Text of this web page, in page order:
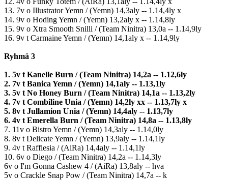
13. 7v o Illustrator Yemn / (Yemn) 14,3aly -- 1.14,4ly x
14. 9v o Hoding Yemn / (Yemn) 13,2aly x -- 1.14,8ly
15. 9v o Xtra Smooth Snilli / (Team Ninitra) 13,0a -- 1.14,9ly
16. 9v t Carmaine Yemn / (Yemn) 14,1aly x -- 1.14,9ly
Ryhmä 3
1. 5v t Kanelle Burn / (Team Ninitra) 14,2a -- 1.12,6ly
2. 7v t Banica Yemn / (Yemn) 14,1aly -- 1.13,1ly
3. 5v t No Honey Burn / (Team Ninitra) 14,1a -- 1.13,2ly
4. 7v t Combiline Unia / (Yemn) 14,2ly xx -- 1.13,7ly x
5. 8v t Jullamion Unia / (Yemn) 14,4aly -- 1.13,7ly
6. 4v t Emerella Burn / (Team Ninitra) 14,8a -- 1.13,8ly
7. 11v o Bistro Yemn / (Yemn) 14,3aly -- 1.14,0ly
8. 8v t Delicate Yemn / (Yemn) 13,9aly -- 1.14,1ly
9. 4v t Rafflesia / (AiRa) 14,4aly -- 1.14,1ly
10. 6v o Diego / (Team Ninitra) 14,2a -- 1.14,3ly
6v o I'm Gonna Cashew 4 / (AiRa) 13,8aly -- hva
5v o Crackle Snap Pow / (Team Ninitra) 14,7a -- k